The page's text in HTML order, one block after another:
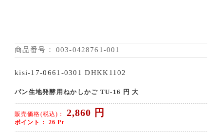
商品番号： 003-0428761-001
kisi-17-0661-0301 DHKK1102
パン生地発酵用ねかしかご TU-16 円 大
販売価格(税込)： 2,860 円
ポイント： 26 Pt